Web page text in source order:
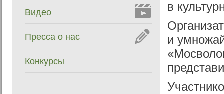
Видео
Пресса о нас
Конкурсы
в
и